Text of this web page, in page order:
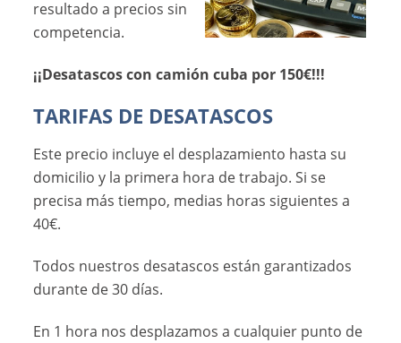
resultado a precios sin
competencia.
¡¡Desatascos con camión cuba por 150€!!!
TARIFAS DE DESATASCOS
Este precio incluye el desplazamiento hasta su
domicilio y la primera hora de trabajo. Si se
precisa más tiempo, medias horas siguientes a
40€.
Todos nuestros desatascos están garantizados
durante de 30 días.
En 1 hora nos desplazamos a cualquier punto de